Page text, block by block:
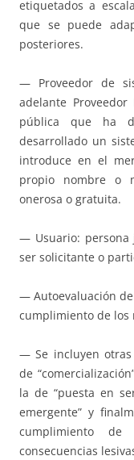
etiquetados a
que se puede
posteriores.
— Proveedor de
adelante
pública que ha
desarrollado un
introduce en el
propio nombre o
onerosa o gratuita.
— Usuario: persona
ser solicitante o
— Autoevaluación
cumplimiento de los
— Se incluyen otras
de
la de “puesta en
emergente” y
cumplimiento de
consecuencias